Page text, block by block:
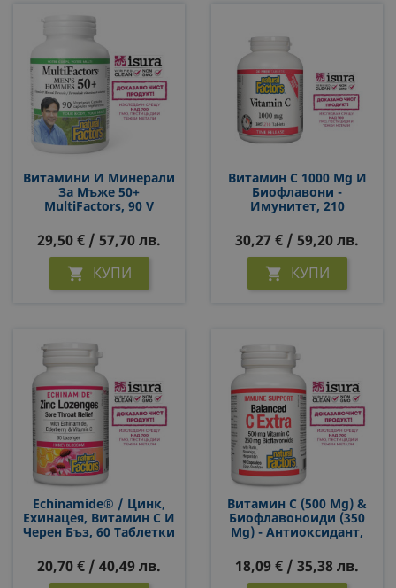
Витамини И Минерали
За Мъже 50+
MultiFactors, 90 V
29,50 € / 57,70 лв.
 КУПИ
Витамин С 1000 Mg И
Биофлавони -
Имунитет, 210
Освобождаване)
30,27 € / 59,20 лв.
 КУПИ
Echinamide® / Цинк,
Ехинацея, Витамин С И
Черен Бъз, 60 Таблетки
Цветен Мед
20,70 € / 40,49 лв.
Витамин С (500 Mg) &
Биофлавоноиди (350
Mg) - Антиоксидант,
Венотоник, 90 Капсули
За 3 Месеца Прием
18,09 € / 35,38 лв.